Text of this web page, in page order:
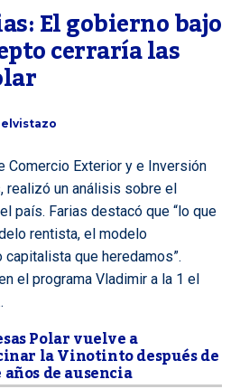
El gobierno bajo
cerraría las
Comercio Exterior y e Inversión
realizó un análisis sobre el
país. Farias destacó que “lo que
rentista, el modelo
que heredamos”.
el programa Vladimir a la 1 el
Polar vuelve a
la Vinotinto después de
de ausencia